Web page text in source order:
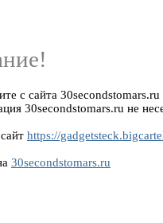
с сайта
30secondstomars.ru не
https://
30secondstomars.ru